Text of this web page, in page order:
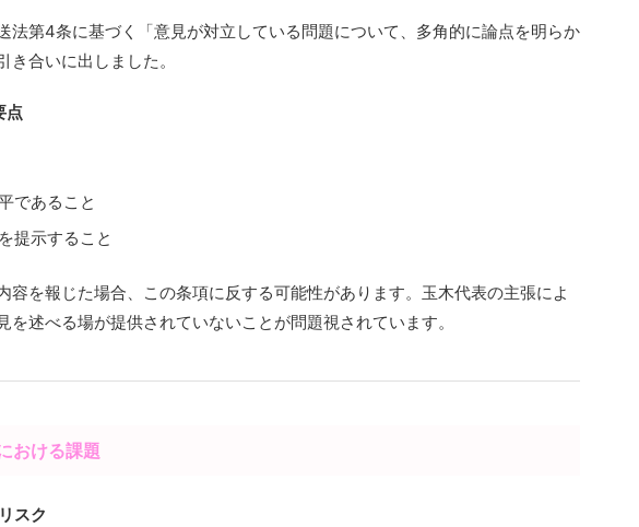
法第4条に基づく「意見が対立している問題について、多角的に論点を明らか
き合いに出しました。
点
であること
提示すること
容を報じた場合、この条項に反する可能性があります。玉木代表の主張によ
を述べる場が提供されていないことが問題視されています。
おける課題
スク